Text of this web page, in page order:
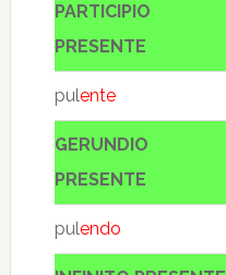
PARTICIPIO
PRESENTE
pulente
GERUNDIO
PRESENTE
pulendo